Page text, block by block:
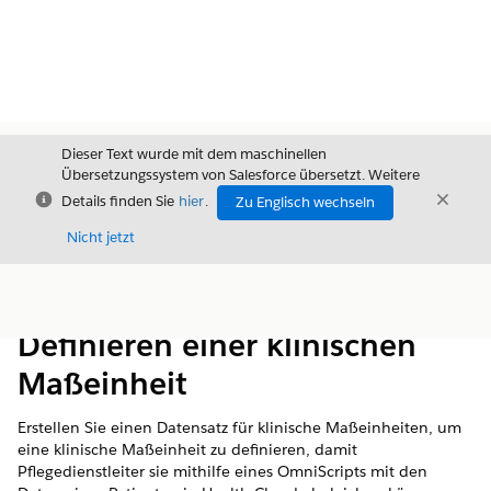
Schließen
Dieser Text wurde mit dem maschinellen
Übersetzungssystem von Salesforce übersetzt. Weitere
Details finden Sie hier.
Zu Englisch wechseln
Nicht jetzt
Definieren einer klinischen
Maßeinheit
Erstellen Sie einen Datensatz für klinische Maßeinheiten, um
eine klinische Maßeinheit zu definieren, damit
Pflegedienstleiter sie mithilfe eines OmniScripts mit den